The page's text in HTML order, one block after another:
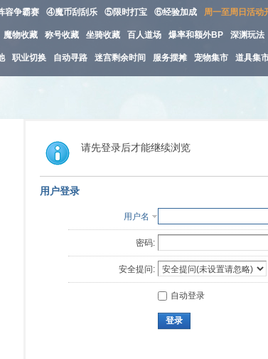
容争霸赛 ④魔币刮刮乐 ⑤限时打宝 ⑥经验加成 周一至周日活动
魔物收藏 称号收藏 坐骑收藏 百人道场 爆率和额外BP 深渊玩法
职业切换 自动寻路 迷宫剩余时间 服务摆摊 宠物集市 道具集
请先登录后才能继续浏览
用户登录
用户名
密码:
安全提问:
自动登录
登录